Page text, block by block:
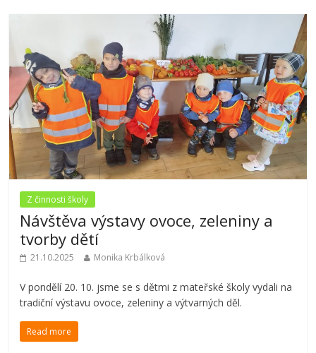
Z činnosti školy
Návštěva výstavy ovoce, zeleniny a
tvorby dětí
21.10.2025 Monika Krbálková
V pondělí 20. 10. jsme se s dětmi z mateřské školy vydali na
tradiční výstavu ovoce, zeleniny a výtvarných děl.
Read more